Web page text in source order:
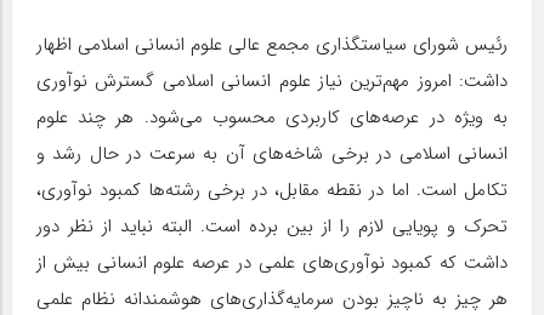
رئیس شورای سیاستگذاری مجمع عالی علوم انسانی اسلامی اظهار
داشت: امروز مهم‌ترین نیاز علوم انسانی اسلامی گسترش نوآوری
به ویژه در عرصه‌های کاربردی محسوب می‌شود. هر چند علوم
انسانی اسلامی در برخی شاخه‌های آن به سرعت در حال رشد و
تکامل است. اما در نقطه مقابل، در برخی رشته‌ها کمبود نوآوری،
تحرک و پویایی لازم را از بین برده است. البته نباید از نظر دور
داشت که کمبود نوآوری‌های علمی در عرصه علوم انسانی بیش از
هر چیز به ناچیز بودن سرمایه‌گذاری‌های هوشمندانه نظام علمی